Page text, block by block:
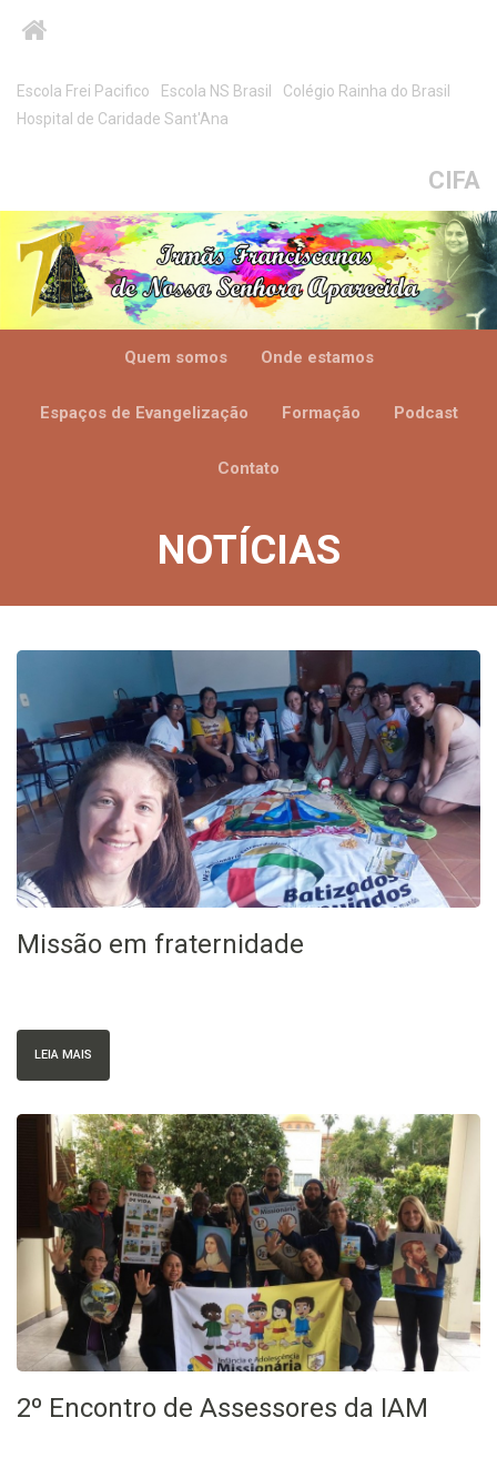
Escola Frei Pacifico Escola NS Brasil
Colégio Rainha do Brasil
Hospital de Caridade Sant'Ana
CIFA
Quem somos Onde estamos
Espaços de Evangelização Formação Podcast
Contato
NOTÍCIAS
Missão em fraternidade
LEIA MAIS
2º Encontro de Assessores da IAM